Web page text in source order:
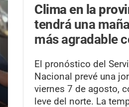
Clima en la
tendrá una
más agradable
El pronóstico del
Nacional prevé una
viernes 7 de agosto,
leve del norte. La